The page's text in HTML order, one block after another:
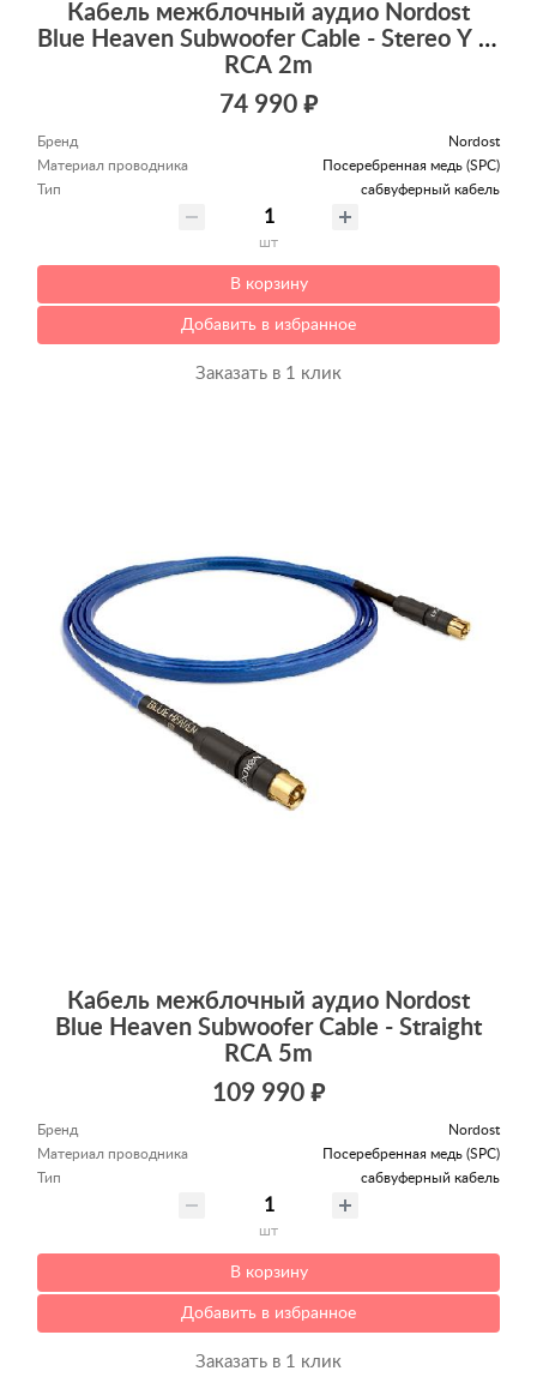
Кабель межблочный аудио Nordost
Blue Heaven Subwoofer Cable - Stereo Y to Y
RCA 2m
74 990 ₽
Бренд
Nordost
Материал проводника
Посеребренная медь (SPC)
Тип
сабвуферный кабель
шт
В корзину
Добавить в избранное
Заказать в 1 клик
Кабель межблочный аудио Nordost
Blue Heaven Subwoofer Cable - Straight
RCA 5m
109 990 ₽
Бренд
Nordost
Материал проводника
Посеребренная медь (SPC)
Тип
сабвуферный кабель
шт
В корзину
Добавить в избранное
Заказать в 1 клик